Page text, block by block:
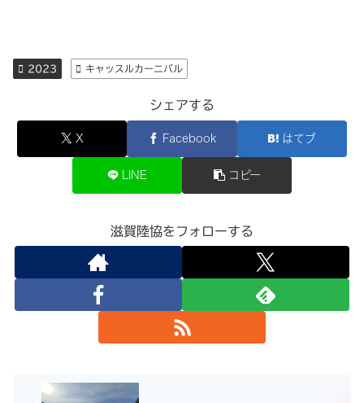
2023 キャッスルカーニバル
シェアする
X Facebook はてブ
LINE コピー
滋賀陸協をフォローする